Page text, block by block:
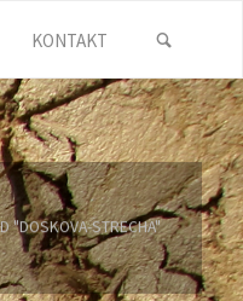
KONTAKT
"DOSKOVA-STRECHA"